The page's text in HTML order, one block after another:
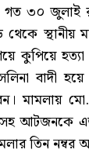
গত ৩০ জুলাই
থেকে
কুপিয়ে
বাদী
মামলায়
আটজনকে
তিন নম্বর